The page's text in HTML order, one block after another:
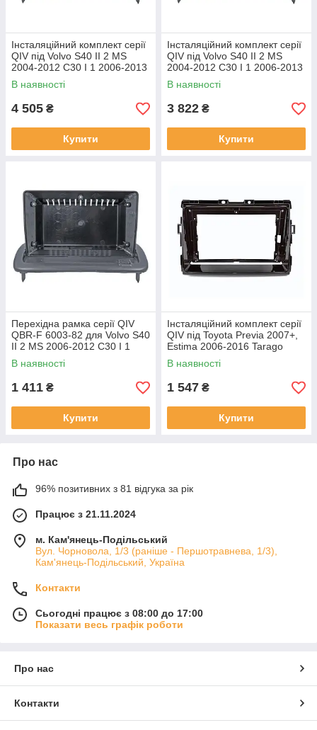
Інсталяційний комплект серії
QIV під Volvo S40 II 2 MS
2004-2012 C30 I 1 2006-2013
C70 II 2 2005-2013 (W1) 9
В наявності
4 505 ₴
Купити
Інсталяційний комплект серії
QIV під Volvo S40 II 2 MS
2004-2012 C30 I 1 2006-2013
C70 II 2 2005-2013 (W2) 9
В наявності
3 822 ₴
Купити
Перехідна рамка серії QIV
QBR-F 6003-82 для Volvo S40
II 2 MS 2006-2012 C30 I 1
2006-2013 C70 II 2 2004-2010
9 дюймів
В наявності
1 411 ₴
Купити
Інсталяційний комплект серії
QIV під Toyota Previa 2007+,
Estima 2006-2016 Tarago
2007-2016 (W1) 9 дюймів
В наявності
1 547 ₴
Купити
Про нас
96% позитивних з 81 відгука за рік
Працює з 21.11.2024
м. Кам'янець-Подільський
Вул. Чорновола, 1/3 (раніше - Першотравнева, 1/3),
Кам'янець-Подільський, Україна
Контакти
Сьогодні працює з 08:00 до 17:00
Показати весь графік роботи
Про нас
Контакти